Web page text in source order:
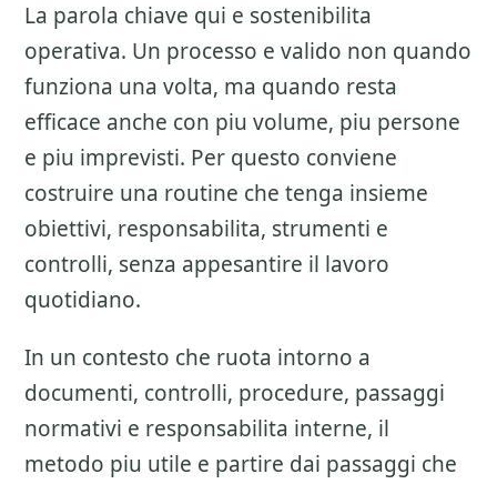
La parola chiave qui e sostenibilita
operativa. Un processo e valido non quando
funziona una volta, ma quando resta
efficace anche con piu volume, piu persone
e piu imprevisti. Per questo conviene
costruire una routine che tenga insieme
obiettivi, responsabilita, strumenti e
controlli, senza appesantire il lavoro
quotidiano.
In un contesto che ruota intorno a
documenti, controlli, procedure, passaggi
normativi e responsabilita interne, il
metodo piu utile e partire dai passaggi che